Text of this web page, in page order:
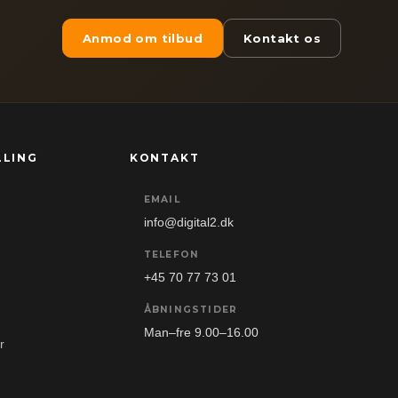
Anmod om tilbud Kontakt os
KONTAKT
EMAIL
info@digital2.dk
TELEFON
+45 70 77 73 01
ÅBNINGSTIDER
Man–fre 9.00–16.00